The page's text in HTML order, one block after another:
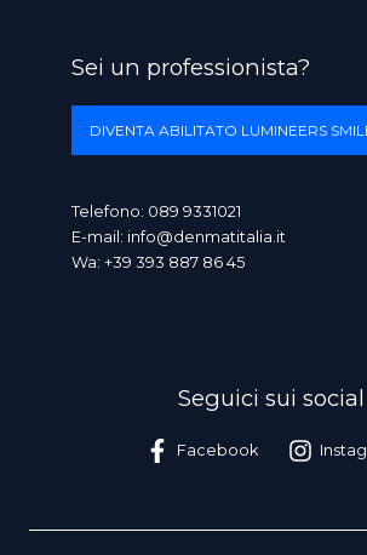
Sei un professionista?
DIVENTA ABILITATO LUMINEERS
Telefono: 089 9331021
E-mail: info@denmatitalia.it
Wa: +39 393 887 86 45
Seguici sui social
Facebook